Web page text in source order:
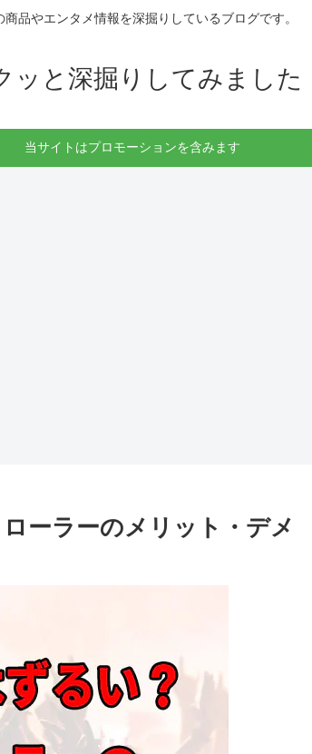
商品やエンタメ情報を深掘りしているブログです。
ッと深掘りしてみました
当サイトはプロモーションを含みます
ーラーのメリット・デメ